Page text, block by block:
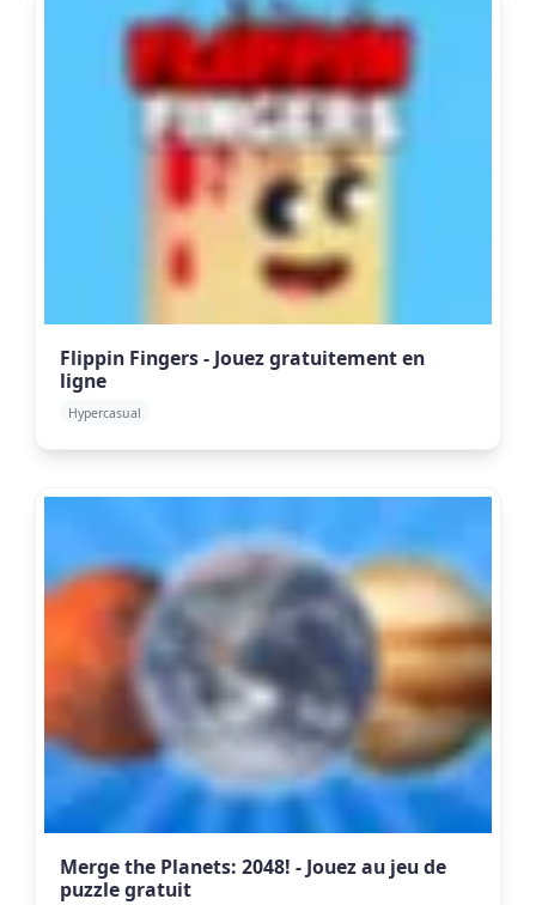
Flippin Fingers - Jouez gratuitement en
ligne
Hypercasual
Merge the Planets: 2048! - Jouez au jeu de
puzzle gratuit